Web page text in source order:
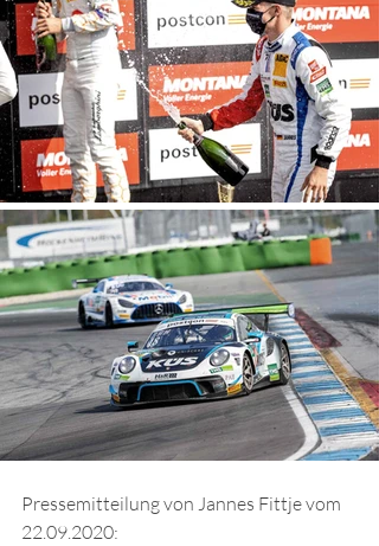
Pressemitteilung von Jannes Fittje vom
22.09.2020: